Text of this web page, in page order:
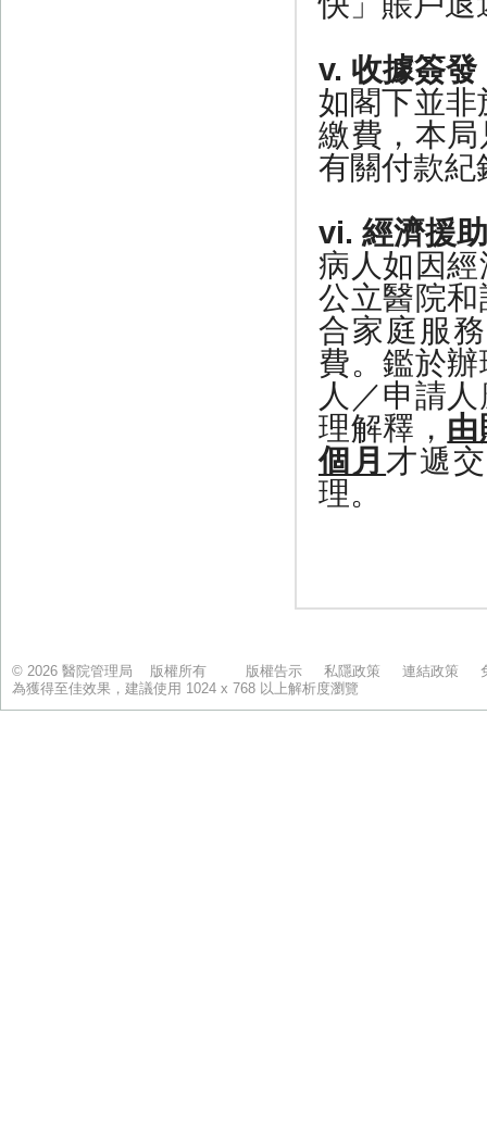
© 2026 醫院管理局 版權所有 版權告示 私隱政策 連結政策
為獲得至佳效果，建議使用 1024 x 768 以上解析度瀏覽